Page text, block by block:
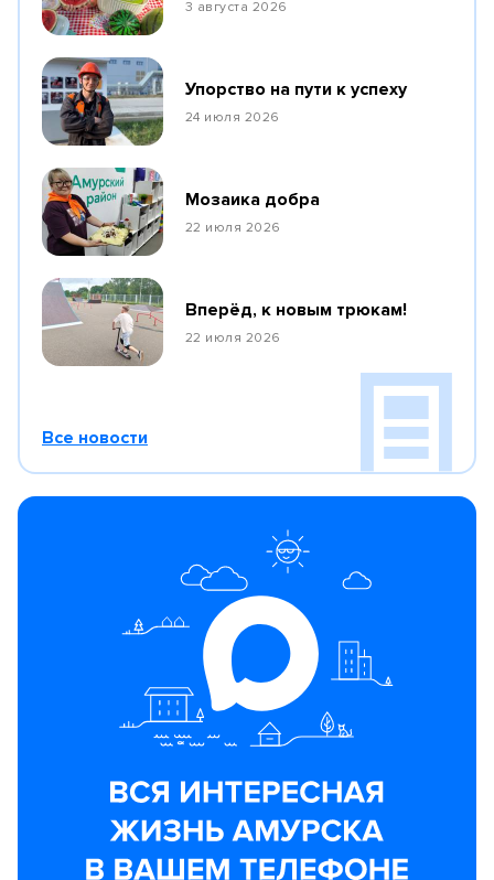
3 августа 2026
Упорство на пути к успеху
24 июля 2026
Мозаика добра
22 июля 2026
Вперёд, к новым трюкам!
22 июля 2026
Все новости